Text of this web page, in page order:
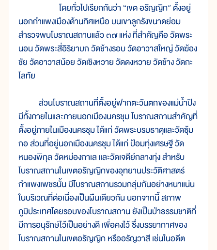
โดยทั่วไปเรียกกันว่า “เขต อรัญญิก” ตั้งอยู่
นอกกำแพงเมืองด้านทิศเหนือ บนเขาลูกรังขนาดย่อม
สำรวจพบโบราณสถานแล้ว ๓๗ แห่ง ที่สำคัญคือ วัดพระ
นอน วัดพระสี่อิริยาบถ วัดช้างรอบ วัดอาวาสใหญ่ วัดฆ้อง
ชัย วัดอาวาสน้อย วัดเชิงหวาย วัดดงหวาย วัดช้าง วัดกะ
โลทัย
ส่วนโบราณสถานที่ตั้งอยู่ฟากตะวันตกของแม่น้ำปิง
มีทั้งภายในและภายนอกเมืองนครชุม โบราณสถานสำคัญที่
ตั้งอยู่ภายในเมืองนครชุม ได้แก่ วัดพระบรมธาตุและวัดซุ้ม
กอ ส่วนที่อยู่นอกเมืองนครชุม ได้แก่ ป้อมทุ่งเศรษฐี วัด
หนองพิกุล วัดหม่องกาเล และวัดเจดีย์กลางทุ่ง สำหรับ
โบราณสถานในเขตอรัญญิกของอุทยานประวัติศาสตร์
กำแพงเพชรนั้น มีโบราณสถานรวมกลุ่มกันอย่างหนาแน่น
ในบริเวณที่ต่อเนื่องเป็นผืนเดียวกัน นอกจากนี้ สภาพ
ภูมิประเทศโดยรอบของโบราณสถาน ยังเป็นป่าธรรมชาติที่
มีการอนุรักษ์ไว้เป็นอย่างดี เพื่อคงไว้ ซึ่งบรรยากาศของ
โบราณสถานในเขตอรัญญิก หรืออรัญวาสี เช่นในอดีต